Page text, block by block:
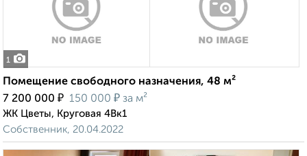
1
Помещение свободного назначения, 48 м²
7 200 000 ₽ 150 000 ₽ за м²
ЖК Цветы, Круговая 4Вк1
Собственник, 20.04.2022